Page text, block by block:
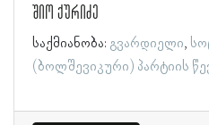
შიო ქურიძე
საქმიანობა: გვარდიელი
(ბოლშევიკური) პარტიის